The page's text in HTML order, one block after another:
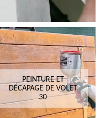
PEINTURE ET
DÉCAPAGE DE VOLET
30